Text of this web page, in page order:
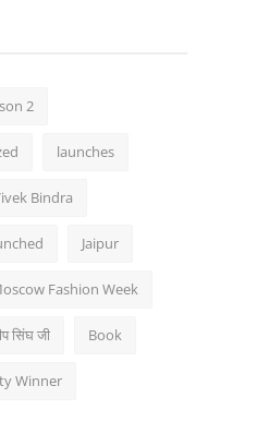
2
launches
Bindra
Jaipur
Fashion Week
सिंघ जी Book
Winner